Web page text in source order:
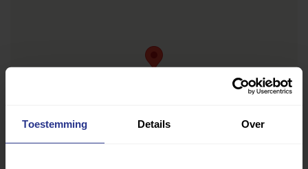
Toestemming Details Over